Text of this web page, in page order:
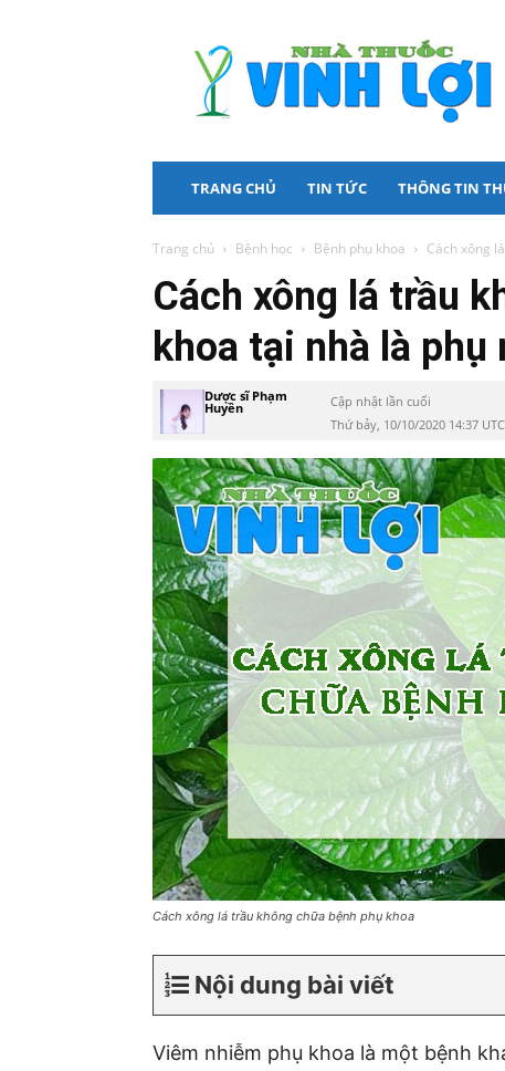
Nhà
Thuốc
Vinh
Lợi
TRANG CHỦ TIN TỨC THÔNG TIN
Trang chủ Bệnh học Bệnh phụ khoa Cách xông
Cách xông lá trầu
khoa tại nhà là
Dược sĩ Phạm
Huyền
Cập nhật lần cuối
Thứ bảy, 10/10/2020 14:37
Cách xông lá trầu không chữa bệnh phụ khoa
Nội dung bài viết
Viêm nhiễm phụ khoa là một bệnh